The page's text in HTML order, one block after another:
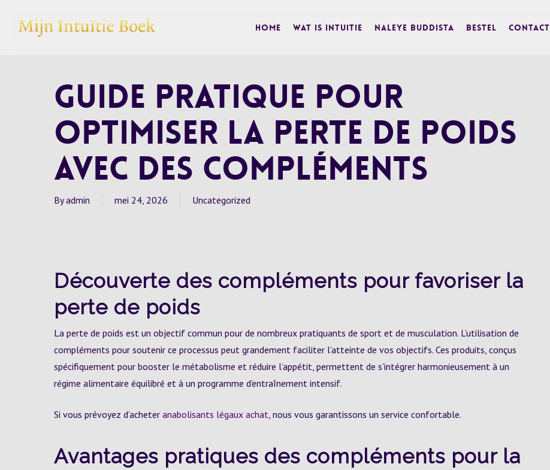
Home Wat is Intuitie Naleye Buddista BESTEL Contact
Guide pratique pour
optimiser la perte de poids
avec des compléments
By admin mei 24, 2026 Uncategorized
Découverte des compléments pour favoriser la
perte de poids
La perte de poids est un objectif commun pour de nombreux pratiquants de sport et de musculation. L’utilisation de
compléments pour soutenir ce processus peut grandement faciliter l’atteinte de vos objectifs. Ces produits, conçus
spécifiquement pour booster le métabolisme et réduire l’appétit, permettent de s’intégrer harmonieusement à un
régime alimentaire équilibré et à un programme d’entraînement intensif.
Si vous prévoyez d’acheter anabolisants légaux achat, nous vous garantissons un service confortable.
Avantages pratiques des compléments pour la